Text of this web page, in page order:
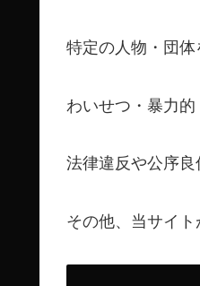
特定の人物・団
わいせつ・暴力
法律違反や公序
その他、当サイ